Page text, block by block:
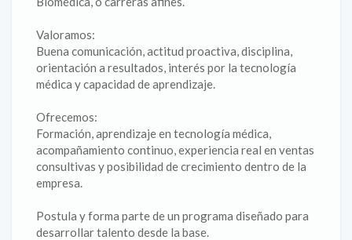
Valoramos:
Buena comunicación, actitud proactiva, disciplina,
orientación a resultados, interés por la tecnología
médica y capacidad de aprendizaje.
Ofrecemos:
Formación, aprendizaje en tecnología médica,
acompañamiento continuo, experiencia real en ventas
consultivas y posibilidad de crecimiento dentro de la
empresa.
Postula y forma parte de un programa diseñado para
desarrollar talento desde la base.